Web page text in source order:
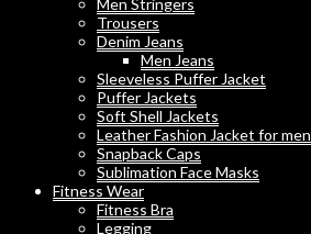
Trousers
Denim Jeans
Men Jeans
Sleeveless Puffer Jacket
Puffer Jackets
Soft Shell Jackets
Leather Fashion Jacket for men
Snapback Caps
Sublimation Face Masks
Fitness Wear
Fitness Bra
Legging